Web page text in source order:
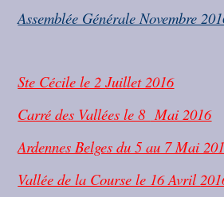
Assemblée Générale Novembre
Ste Cécile le 2Juillet 2016
Carré des Vallées le 8 Mai 2016
Ardennes Belges du 5 au 7 Mai
Vallée de la Course le 16 Avril